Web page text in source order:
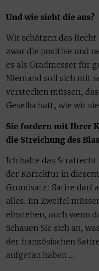
Und wie sieht die aus?
Wir schätzen das
zwar die positive und
es als Gradmesser für
Niemand soll sich mit
verstecken müssen,
Gesellschaft, wie wir
Sie fordern mit Ihrer
die Streichung des
Ich halte das
der Korrektur in
Grundsatz: Satire darf
alles. Im Zweifel
einstehen, auch wenn
Schauen Sie sich an,
der französischen
aufgetan haben …